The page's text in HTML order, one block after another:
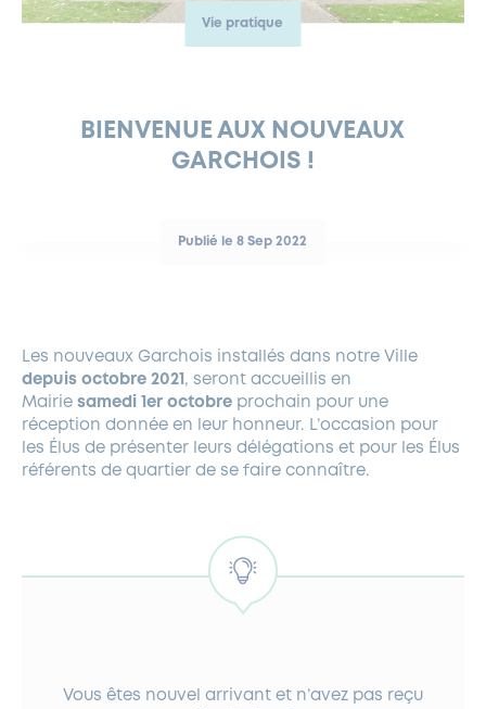
EAU POTABLE ET ASSAINISSEMENT
DÉCLARATION DE CATASTROPHE NATURELLE
LOCATION DE SALLES
INFORMATIONS PRATIQUES
FERMETURES EXCEPTIONNELLES
PANNEAUX D’AFFICHAGE LIBRE
DÉVELOPPEMENT DURABLE
DEMANDE D’ABATTAGE
GESTION DU PATRIMOINE ARBORÉ
Vie pratique
BIENVENUE AUX NOUVEAUX
GARCHOIS !
Publié le 8 Sep 2022
Les nouveaux Garchois installés dans notre Ville
depuis octobre 2021 , seront accueillis en
Mairie samedi 1er octobre prochain pour une
réception donnée en leur honneur. L’occasion pour
les Élus de présenter leurs délégations et pour les Élus
référents de quartier de se faire connaître.
Vous êtes nouvel arrivant et n’avez pas reçu